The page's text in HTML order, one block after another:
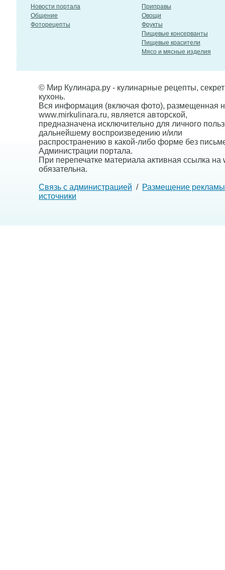
Новости портала
Общение
Фоторецепты
Приправы
Овощи
Фрукты
Пищевые консерванты
Пищевые красители
Мясо и мясные изделия
© Мир Кулинара.ру - кулинарные рецепты,
кухонь.
Вся информация (включая фото), размещенная
www.mirkulinara.ru, является авторской,
предназначена исключительно для личного
дальнейшему воспроизведению и/или
распространению в какой-либо форме без
Администрации портала.
При перепечатке материала активная ссылка на
обязательна.
Связь с администрацией / Размещение рекламы
источники